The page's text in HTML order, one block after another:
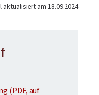
aktualisiert am 18.09.2024
(PDF, auf